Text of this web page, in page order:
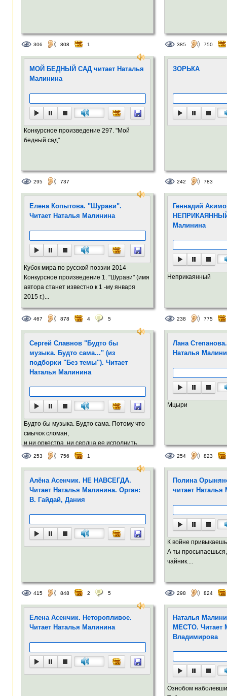
306 808 1 385 750
МОЙ БЕДНЫЙ САД читает Наталья
Малинина
Конкурсное произведение 297. "Мой
бедный сад"
295 737
ЗОРЬКА
242 783
Елена Копытова. "Шурави".
Читает Наталья Малинина
Кубок мира по русской поэзии 2014
Конкурсное произведение 1. "Шурави" (имя
автора станет известно к 1 -му января
2015 г.)...
467 878 4 5
Геннадий
Малинина
Неприкаянный
238 775
Сергей Славнов "Будто бы
музыка. Будто сама..." (из
подборки "Без темы"). Читает
Наталья Малинина
Будто бы музыка. Будто сама. Потому что
смычок сломан,
и ни оркестра, ни сердца ее исполнить....
253 756 1
Лана
Наталья
Мцыри
254 823
Алёна Асенчик. НЕ НАВСЕГДА.
Читает Наталья Малинина. Орган:
В. Гайдай, Дания
415 848 2 5
Полина
читает Наталья
К войне
А ты просыпаешься,
чайник....
298 824
Елена Асенчик. Неторопливое.
Читает Наталья Малинина
Наталья
МЕСТО. Читает
Владимирова
Ознобом